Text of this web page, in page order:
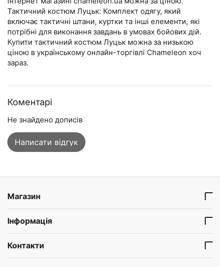
Тактичний костюм Луцьк: Комплект одягу, який
включає тактичні штани, куртки та інші елементи, які
потрібні для виконання завдань в умовах бойових дій.
Купити тактичний костюм Луцьк можна за низькою
ціною в українському онлайн-торгівлі Chameleon хоч
зараз.
Коментарі
Не знайдено дописів
Написати відгук
Магазин
Інформація
Контакти